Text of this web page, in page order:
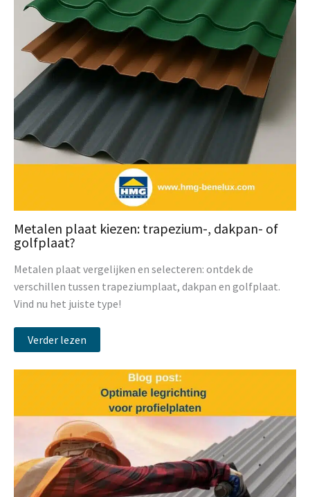
Metalen plaat kiezen: trapezium-, dakpan- of
golfplaat?
Metalen plaat vergelijken en selecteren: ontdek de
verschillen tussen trapeziumplaat, dakpan en golfplaat.
Vind nu het juiste type!
Verder lezen